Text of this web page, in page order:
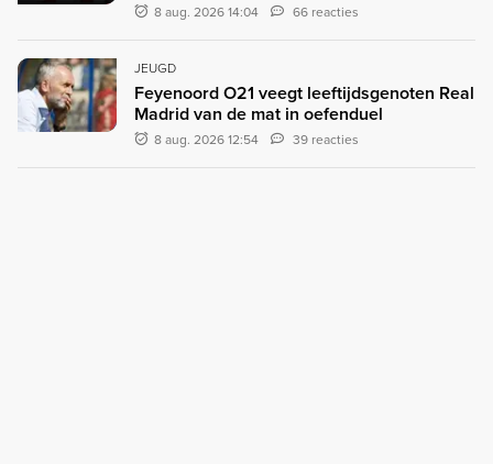
8 aug. 2026 14:04 66 reacties
JEUGD
Feyenoord O21 veegt leeftijdsgenoten Real
Madrid van de mat in oefenduel
8 aug. 2026 12:54 39 reacties